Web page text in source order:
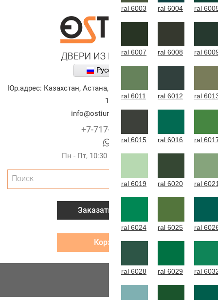
Русский
Юр.адрес: Казахстан, Астана,
улица Алихана Бокейханова,
10
info@ostium-doors.kz
+7-717-269-6131
Пн - Пт, 10:30 - 20:00 (г.Астана)
Поиск
Заказать звонок
Корзина
ral 6003 ral 6004 ral
ral 6007 ral 6008 ral
ral 6011 ral 6012 ral
ral 6015 ral 6016 ral
ral 6019 ral 6020 ral
ral 6024 ral 6025 ral
ral 6028 ral 6029 ral